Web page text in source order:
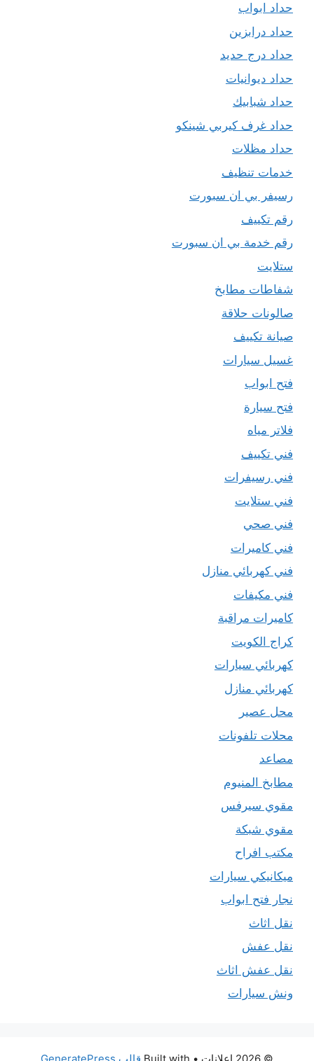
حداد ابواب
حداد درابزين
حداد درج حديد
حداد ديوانيات
حداد شبابيك
حداد غرف كيربي شينكو
حداد مظلات
خدمات تنظيف
رسيفر بي ان سبورت
رقم تكييف
رقم خدمة بي ان سبورت
ستلايت
شفاطات مطابخ
صالونات حلاقة
صيانة تكييف
غسيل سيارات
فتح ابواب
فتح سيارة
فلاتر مياه
فني تكييف
فني رسيفرات
فني ستلايت
فني صحي
فني كاميرات
فني كهربائي منازل
فني مكيفات
كاميرات مراقبة
كراج الكويت
كهربائي سيارات
كهربائي منازل
محل عصير
محلات تلفونات
مصاعد
مطابخ المنيوم
مقوي سيرفس
مقوي شبكة
مكتب افراح
ميكانيكي سيارات
نجار فتح ابواب
نقل اثاث
نقل عفش
نقل عفش اثاث
ونش سيارات